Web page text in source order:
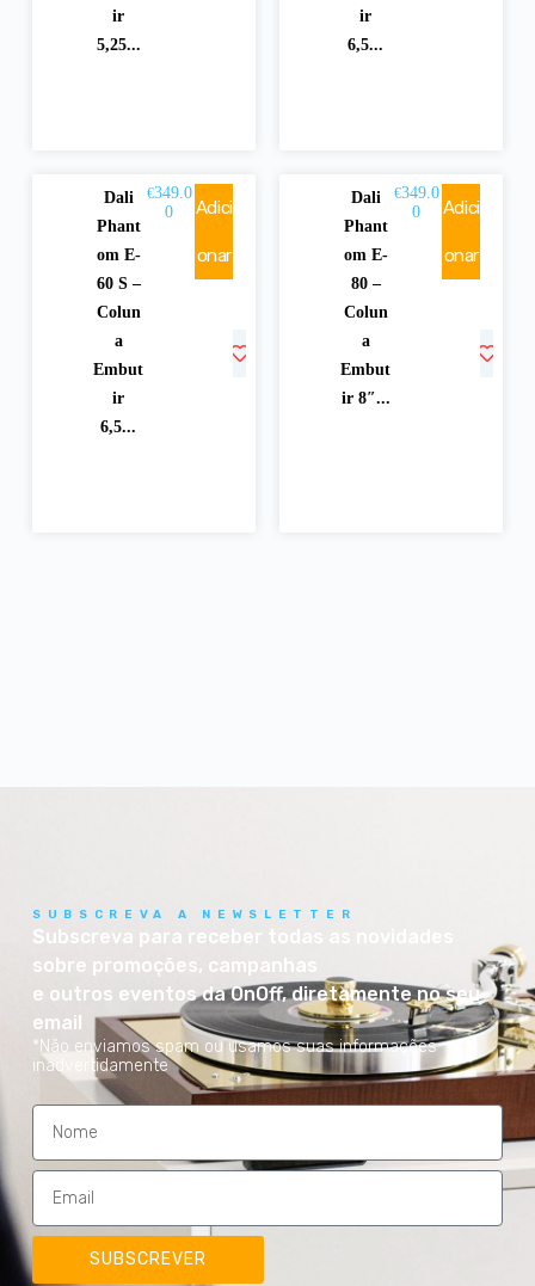
ir
5,25...
ir
6,5...
Dali
Phant
om E-
60 S –
Colun
a
Embut
ir
6,5...
€349.0
0
Adici
onar
Dali
Phant
om E-
80 –
Colun
a
Embut
ir 8″...
€349.0
0
Adici
onar
SUBSCREVA A NEWSLETTER
Subscreva para receber todas as novidades
sobre promoções, campanhas
e outros eventos da OnOff, diretamente no seu
email
*Não enviamos spam ou usamos suas informações
inadvertidamente
SUBSCREVER